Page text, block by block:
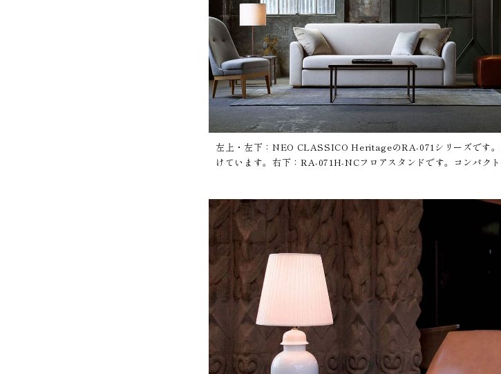
左上・左下：NEO CLASSICO HeritageのRA-071シリーズです
けています。右下：RA-071H-NCフロアスタンドです。コンパク